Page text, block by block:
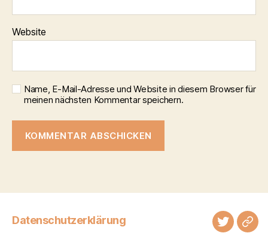
Website
Name, E-Mail-Adresse und Website in diesem Browser für
meinen nächsten Kommentar speichern.
Datenschutzerklärung
Twitter